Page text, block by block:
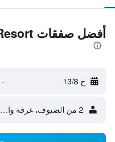
أفضل صفقات Parai Mountain Resort
خ 13/8 -
2 من الضيوف، غرفة واحدة